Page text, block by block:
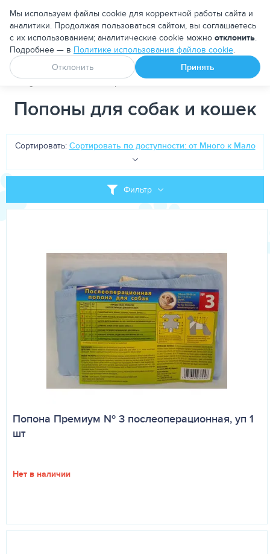
Москва
Апоквел Ветмедин От блох и клещей
PetDog Расходные материалы Попоны для собак и кошек
Попоны для собак и кошек
Фильтр
Сортировать: Сортировать по доступности: от Много к Мало
Попона Премиум № 3 послеоперационная, уп 1
шт
Нет в наличии
Мы используем файлы cookie для корректной работы сайта и
аналитики. Продолжая пользоваться сайтом, вы соглашаетесь
с их использованием; аналитические cookie можно отклонить.
Подробнее — в Политике использования файлов cookie.
Отклонить
Принять